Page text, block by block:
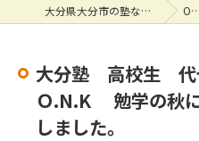
大分県大分市の塾なら大学受験専門塾 代ゼミサテライン予備校O.N.K ONK掲示板
大分塾 高校生 代
Ｏ.N.K 勉学の秋
しました。